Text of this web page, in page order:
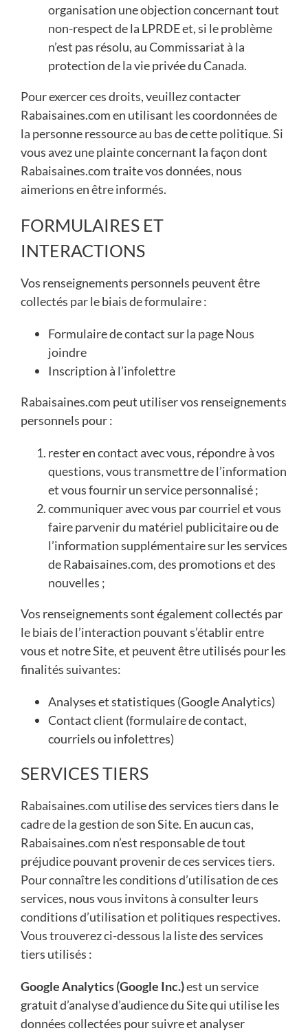
organisation une objection concernant tout
non-respect de la LPRDE et, si le problème
n’est pas résolu, au Commissariat à la
protection de la vie privée du Canada.
Pour exercer ces droits, veuillez contacter
Rabaisaines.com en utilisant les coordonnées de
la personne ressource au bas de cette politique. Si
vous avez une plainte concernant la façon dont
Rabaisaines.com traite vos données, nous
aimerions en être informés.
FORMULAIRES ET
INTERACTIONS
Vos renseignements personnels peuvent être
collectés par le biais de formulaire :
Formulaire de contact sur la page Nous
joindre
Inscription à l’infolettre
Rabaisaines.com peut utiliser vos renseignements
personnels pour :
rester en contact avec vous, répondre à vos
questions, vous transmettre de l’information
et vous fournir un service personnalisé ;
communiquer avec vous par courriel et vous
faire parvenir du matériel publicitaire ou de
l’information supplémentaire sur les services
de Rabaisaines.com, des promotions et des
nouvelles ;
Vos renseignements sont également collectés par
le biais de l’interaction pouvant s’établir entre
vous et notre Site, et peuvent être utilisés pour les
finalités suivantes:
Analyses et statistiques (Google Analytics)
Contact client (formulaire de contact,
courriels ou infolettres)
SERVICES TIERS
Rabaisaines.com utilise des services tiers dans le
cadre de la gestion de son Site. En aucun cas,
Rabaisaines.com n’est responsable de tout
préjudice pouvant provenir de ces services tiers.
Pour connaître les conditions d’utilisation de ces
services, nous vous invitons à consulter leurs
conditions d’utilisation et politiques respectives.
Vous trouverez ci-dessous la liste des services
tiers utilisés :
Google Analytics (Google Inc.)est un service
gratuit d’analyse d’audience du Site qui utilise les
données collectées pour suivre et analyser